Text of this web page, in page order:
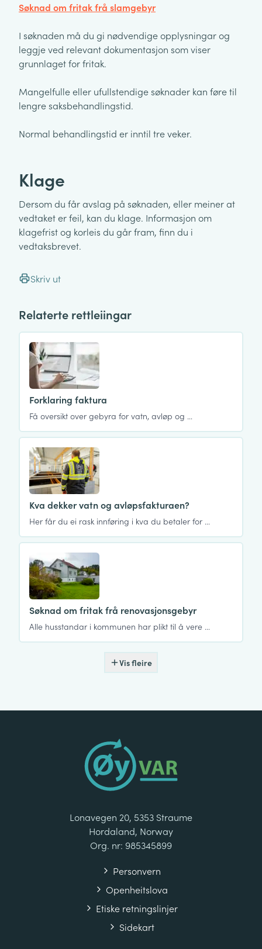
Søknad om fritak frå slamgebyr
I søknaden må du gi nødvendige opplysningar og
leggje ved relevant dokumentasjon som viser
grunnlaget for fritak.
Mangelfulle eller ufullstendige søknader kan føre til
lengre saksbehandlingstid.
Normal behandlingstid er inntil tre veker.
Klage
Dersom du får avslag på søknaden, eller meiner at
vedtaket er feil, kan du klage. Informasjon om
klagefrist og korleis du går fram, finn du i
vedtaksbrevet.
Skriv ut
Relaterte rettleiingar
Forklaring faktura
Få oversikt over gebyra for vatn, avløp og …
Kva dekker vatn og avløpsfakturaen?
Her får du ei rask innføring i kva du betaler for …
Søknad om fritak frå renovasjonsgebyr
Alle husstandar i kommunen har plikt til å vere …
Vis fleire
Lonavegen 20, 5353 Straume
Hordaland, Norway
Org. nr: 985345899
Personvern
Openheitslova
Etiske retningslinjer
Sidekart